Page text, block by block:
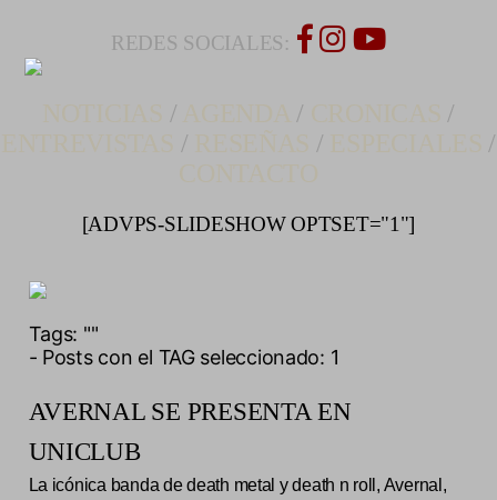
REDES SOCIALES:
/ /
/
/ /
/
[ADVPS-SLIDESHOW OPTSET="1"]
Tags: ""
- Posts con el TAG seleccionado: 1
AVERNAL SE PRESENTA EN
UNICLUB
La icónica banda de death metal y death n roll, Avernal,